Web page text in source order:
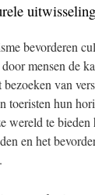
bevorderen
door mensen de
van
toeristen hun
wereld te
en het